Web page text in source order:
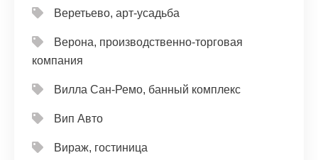
Веретьево, арт-усадьба
Верона, производственно-торговая
компания
Вилла Сан-Ремо, банный комплекс
Вип Авто
Вираж, гостиница